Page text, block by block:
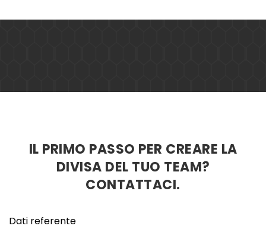
IL PRIMO PASSO PER CREARE LA
DIVISA DEL TUO TEAM?
CONTATTACI.
Dati referente